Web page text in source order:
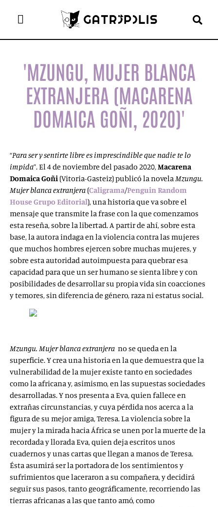
'MZUNGU, MUJER BLANCA
EXTRANJERA (MACARENA
DOMAICA GOÑI, 2020)'
“Para ser y sentirte libre es imprescindible que nadie te lo
impida”. El 4 de noviembre del pasado 2020,Macarena
Domaica Goñi (Vitoria-Gasteiz) publicó la novelaMzungu.
Mujer blanca extranjera (Caligrama/Penguin Random
House Grupo Editorial), una historia que va sobre el
mensaje que transmite la frase con la que comenzamos
esta reseña, sobre la libertad. A partir de ahí, sobre esta
base, la autora indaga en la violencia contra las mujeres
que muchos hombres ejercen sobre muchas mujeres, y
sobre esta autoridad autoimpuesta para quebrar esa
capacidad para que un ser humano se sienta libre y con
posibilidades de desarrollar su propia vida sin coacciones
y temores, sin diferencia de género, raza ni estatus social.
Mzungu. Mujer blanca extranjera no se queda en la
superficie. Y crea una historia en la que demuestra que la
vulnerabilidad de la mujer existe tanto en sociedades
como la africana y, asimismo, en las supuestas sociedades
desarrolladas. Y nos presenta a Eva, quien fallece en
extrañas circunstancias, y cuya pérdida nos acerca a la
figura de su mejor amiga, Teresa. La violencia sobre la
mujer y la mirada hacia África se unen por la muerte de la
recordada y llorada Eva, quien deja escritos unos
cuadernos y unas cartas que llegan a manos de Teresa.
Ésta asumirá ser la portadora de los sentimientos y
sufrimientos que laceraron a su compañera, y decidirá
seguir sus pasos, tanto geográficamente, recorriendo las
tierras africanas a las que tanto amó, como